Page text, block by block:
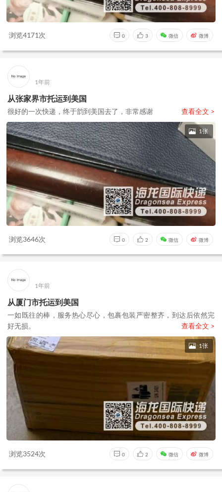
浏览4171次 0 3 微信 微博
1年前
从张家界市托运到美国
很好的一次快递，终于韵到美国去了，非常感谢 查看全文 >
1张
浏览3646次 0 2 微信 微博
1年前
从厦门市托运到美国
一如既往的棒，服务热心尽心，包裹包装严密整齐，到达后依然完
好无损。
查看全文 >
1张
浏览3524次 0 2 微信 微博